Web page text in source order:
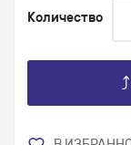
Количество